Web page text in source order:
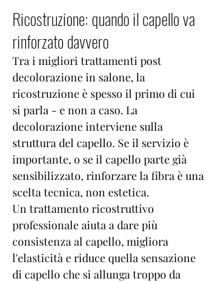
Ricostruzione: quando il capello va
rinforzato davvero
Tra i migliori trattamenti post
decolorazione in salone, la
ricostruzione è spesso il primo di cui
si parla - e non a caso. La
decolorazione interviene sulla
struttura del capello. Se il servizio è
importante, o se il capello parte già
sensibilizzato, rinforzare la fibra è una
scelta tecnica, non estetica.
Un trattamento ricostruttivo
professionale aiuta a dare più
consistenza al capello, migliora
l'elasticità e riduce quella sensazione
di capello che si allunga troppo da